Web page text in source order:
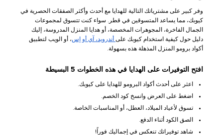
وفر كبير على مشترياتك التالية للهدايا مع أحدث وأكثر الصفقات الحصرية في
كيوبك، مما يساعد المتسوقين في قطر. سواء كنت تتسوق لمجموعات
الجمال الفاخرة، المجوهرات المخصصة، أو هدايا المنزل المدروسة، إليك
دليل حول كيفية استخدام كيوبك على أندرويد، آي أو إس، أو الويب لتطبيق
أكواد برومو المنزل المذهلة هذه بسهولة.
افتح التوفيرات على الهدايا في هذه الخطوات 5 البسيطة
اعثر على أحدث أكواد البرومو للهدايا على كيوبك.
اضغط على العرض وانسخ كود الخصم.
تسوق لأعياد الميلاد، العطل، أو المناسبات الخاصة.
الصق الكود أثناء الدفع.
شاهد توفيراتك تنعكس في إجماليك فوراً!